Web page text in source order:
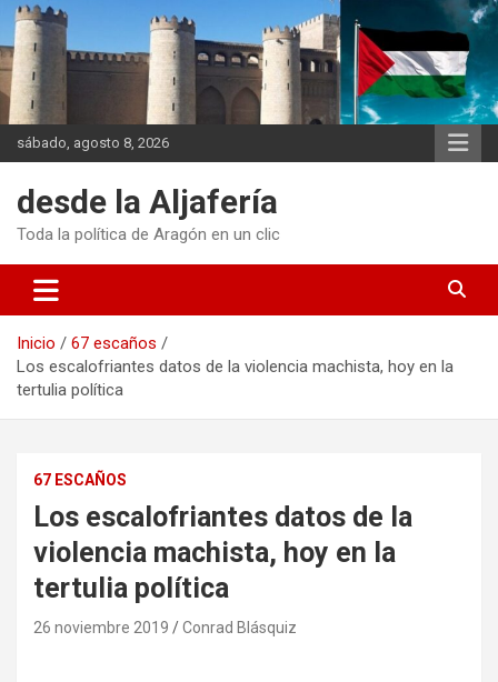
Saltar
contenido
sábado, agosto 8, 2026
desde la Aljafería
Toda la política de Aragón en un clic
Inicio
67 escaños
Los escalofriantes datos de la violencia machista, hoy en la
tertulia política
67 ESCAÑOS
Los escalofriantes datos de la
violencia machista, hoy en la
tertulia política
26 noviembre 2019 Conrad Blásquiz